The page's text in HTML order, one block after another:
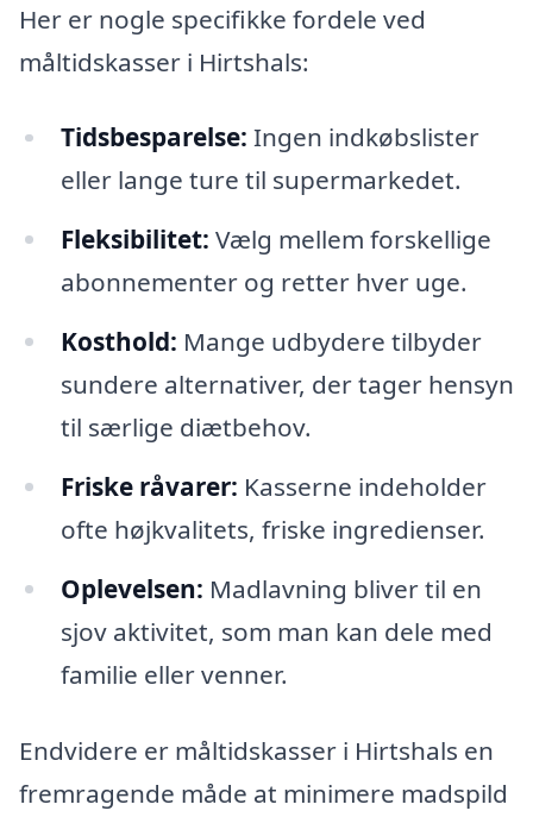
Her er nogle specifikke fordele ved
måltidskasser i Hirtshals:
Tidsbesparelse: Ingen indkøbslister
eller lange ture til supermarkedet.
Fleksibilitet: Vælg mellem forskellige
abonnementer og retter hver uge.
Kosthold: Mange udbydere tilbyder
sundere alternativer, der tager hensyn
til særlige diætbehov.
Friske råvarer: Kasserne indeholder
ofte højkvalitets, friske ingredienser.
Oplevelsen: Madlavning bliver til en
sjov aktivitet, som man kan dele med
familie eller venner.
Endvidere er måltidskasser i Hirtshals en
fremragende måde at minimere madspild